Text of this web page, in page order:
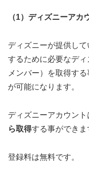
（1）ディズニーアカ
ディズニーが提供し
するために必要なデ
メンバー）を取得す
が可能になります。
ディズニーアカウント
ら取得する事ができま
登録料は無料です。